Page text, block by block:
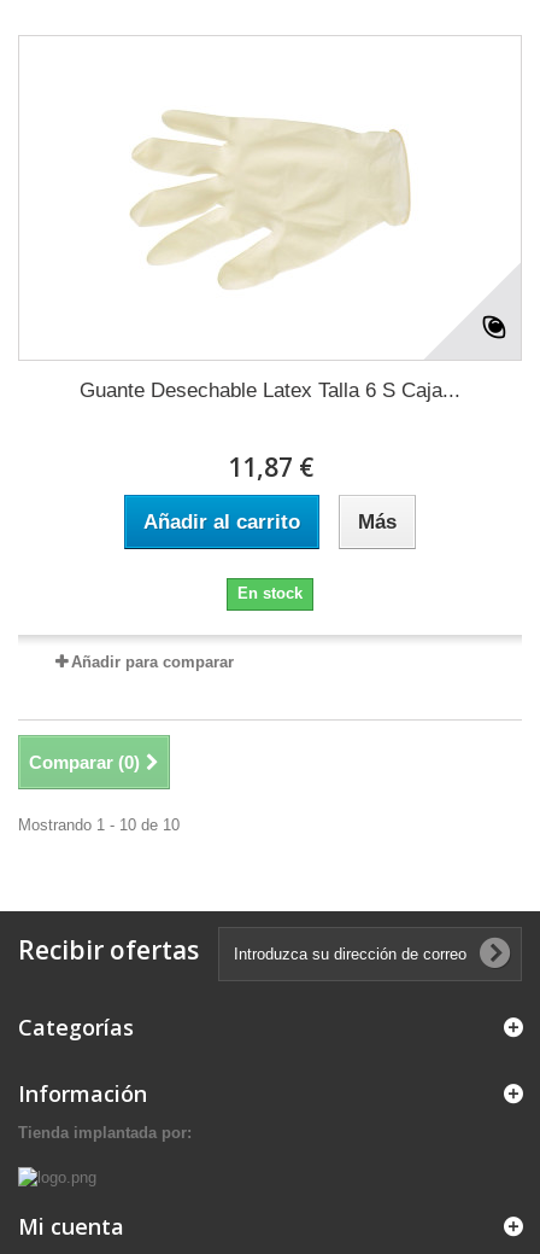
Guante Desechable Latex Talla 6 S Caja...
11,87 €
Añadir al carrito Más
En stock
Añadir para comparar
Comparar (0)
Mostrando 1 - 10 de 10
Recibir ofertas
Categorías
Información
Tienda implantada por:
Mi cuenta